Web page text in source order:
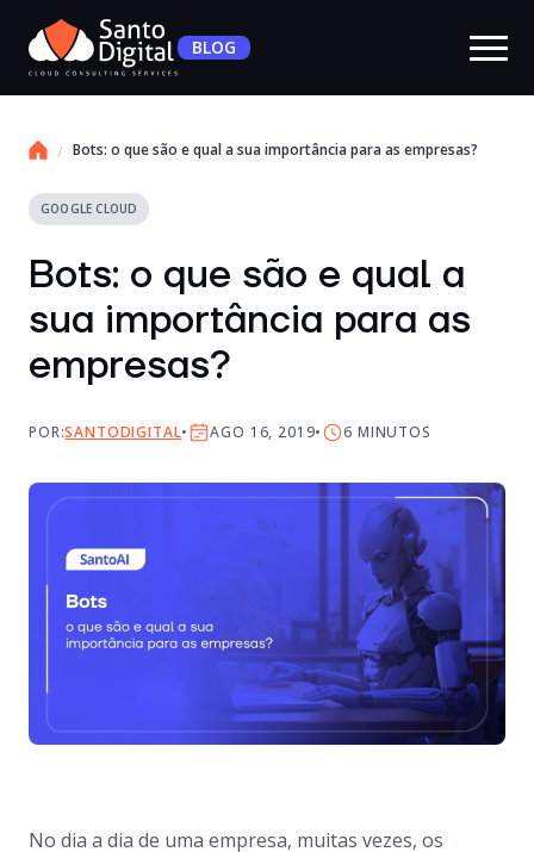
BLOG
Bots: o que são e qual a sua importância para as empresas?
GOOGLE CLOUD
Bots: o que são e qual a
sua importância para as
empresas?
POR:SANTODIGITAL AGO 16, 2019 6 MINUTOS
No dia a dia de uma empresa, muitas vezes, os